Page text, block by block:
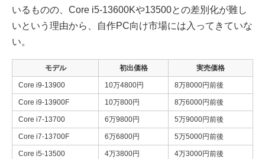
いるものの、Core i5-13600Kや13500との差別化が難し
いという理由から、自作PC向け市場には入ってきていな
い。
モデル 初出価格 実売価格
Core i9-13900 10万4800円 8万8000円前後
Core i9-13900F 10万800円 8万6000円前後
Core i7-13700 6万9800円 5万9000円前後
Core i7-13700F 6万6800円 5万5000円前後
Core i5-13500 4万3800円 4万3000円前後